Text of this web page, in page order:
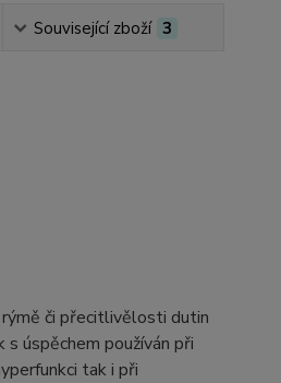
Související zboží 3
rýmě či přecitlivělosti dutin
úspěchem používán při
tak i při